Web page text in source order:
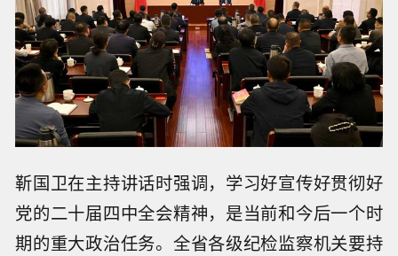
靳国卫在主持讲话时强调，学习好宣传好贯彻好
党的二十届四中全会精神，是当前和今后一个时
期的重大政治任务。全省各级纪检监察机关要持